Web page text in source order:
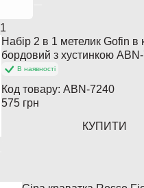
1
Набір 2 в 1 метелик Gofin в
бордовий з хустинкою
В наявності
Код товару:ABN-7240
575 грн
КУПИТИ